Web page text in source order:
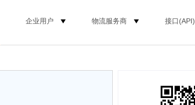
企业用户 物流服务商 接口(API)